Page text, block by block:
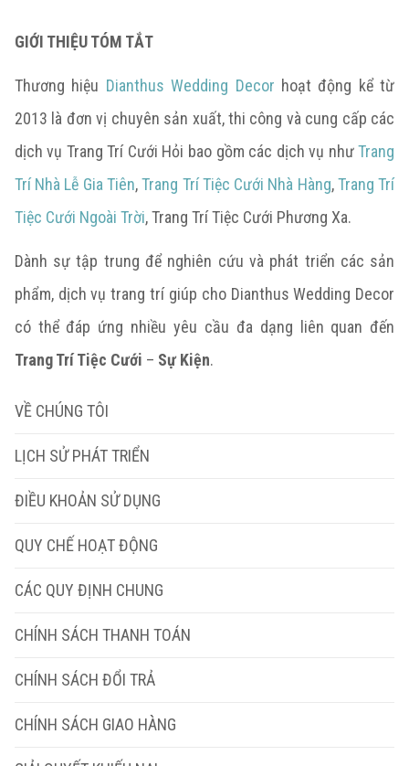
GIỚI THIỆU TÓM TẮT
Thương hiệu Dianthus Wedding Decor hoạt động kể từ
2013 là đơn vị chuyên sản xuất, thi công và cung cấp các
dịch vụ Trang Trí Cưới Hỏi bao gồm các dịch vụ nhưTrang
Trí Nhà Lễ Gia Tiên,Trang Trí Tiệc Cưới Nhà Hàng,Trang Trí
Tiệc Cưới Ngoài Trời, Trang Trí Tiệc Cưới Phương Xa.
Dành sự tập trung để nghiên cứu và phát triển các sản
phẩm, dịch vụ trang trí giúp cho Dianthus Wedding Decor
có thể đáp ứng nhiều yêu cầu đa dạng liên quan đến
Trang Trí Tiệc Cưới – Sự Kiện.
VỀ CHÚNG TÔI
LỊCH SỬ PHÁT TRIỂN
ĐIỀU KHOẢN SỬ DỤNG
QUY CHẾ HOẠT ĐỘNG
CÁC QUY ĐỊNH CHUNG
CHÍNH SÁCH THANH TOÁN
CHÍNH SÁCH ĐỔI TRẢ
CHÍNH SÁCH GIAO HÀNG